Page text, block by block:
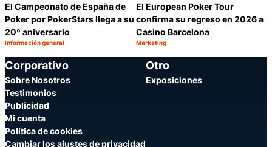
El Campeonato de España de
Poker por PokerStars llega a su
20º aniversario
Categoría:
Información general
Compartir
El European Poker Tour
confirma su regreso en 2026 a
Casino Barcelona
Categoría:
Marketing
Corporativo
Sobre Nosotros
Testimonios
Publicidad
Mi cuenta
Política de cookies
Cambiar los ajustes de privacidad
Otro
Exposiciones